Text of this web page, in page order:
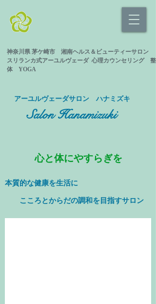
神奈川県 茅ケ崎市 湘南ヘルス＆ビューティーサロン
スリランカ式アーユルヴェーダ 心理カウンセリング 整
体 YOGA
​アーユルヴェーダサロン ハナミズキ
Salon Hanamizuki
心と体にやすらぎを
本質的な健康を生活に
​ こころとからだの調和を目指すサロン